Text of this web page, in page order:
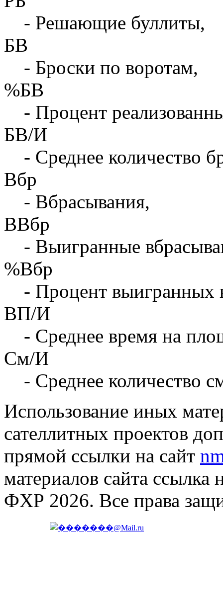
- Решающие буллиты,
БВ
- Броски по воротам,
%БВ
- Процент
БВ/И
- Среднее количество
Вбр
- Вбрасывания,
ВВбр
- Выигранные
%Вбр
- Процент выигранных
ВП/И
- Среднее время на
См/И
- Среднее количество
Использование иных
сателлитных проектов
прямой ссылки на сайт
материалов сайта ссылка
ФХР 2026. Все права